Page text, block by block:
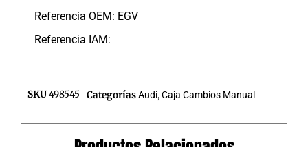
Referencia OEM: EGV
Referencia IAM:
SKU498545 CategoríasAudi,Caja Cambios Manual